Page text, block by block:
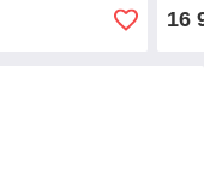
16